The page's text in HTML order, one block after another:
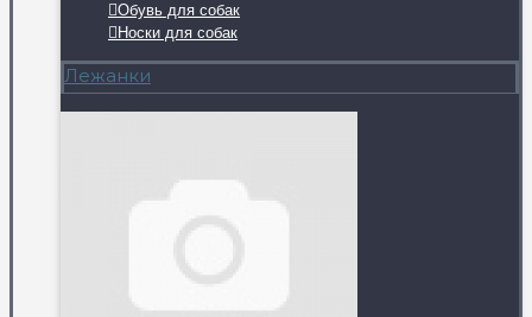
Обувь для собак
Носки для собак
Лежанки